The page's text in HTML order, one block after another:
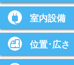
室内設備
位置･広さ